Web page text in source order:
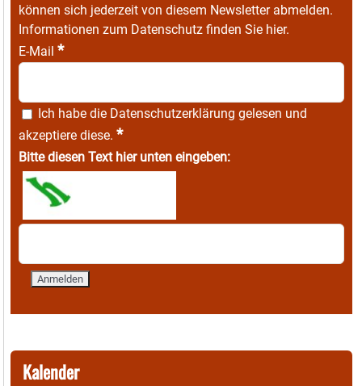
können sich jederzeit von diesem Newsletter abmelden.
Informationen zum Datenschutz finden Sie hier.
E-Mail *
Ich habe die Datenschutzerklärung gelesen und
akzeptiere diese. *
Bitte diesen Text hier unten eingeben:
Kalender